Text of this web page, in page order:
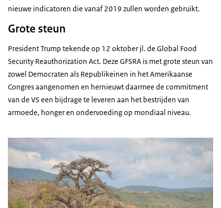
nieuwe indicatoren die vanaf 2019 zullen worden gebruikt.
Grote steun
President Trump tekende op 12 oktober jl. de Global Food
Security Reauthorization Act. Deze GFSRA is met grote steun van
zowel Democraten als Republikeinen in het Amerikaanse
Congres aangenomen en hernieuwt daarmee de commitment
van de VS een bijdrage te leveren aan het bestrijden van
armoede, honger en ondervoeding op mondiaal niveau.